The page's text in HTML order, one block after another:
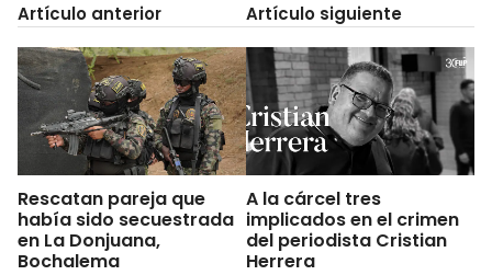
Artículo anterior
Rescatan pareja que
había sido secuestrada
en La Donjuana,
Bochalema
Artículo siguiente
A la cárcel tres
implicados en el crimen
del periodista Cristian
Herrera